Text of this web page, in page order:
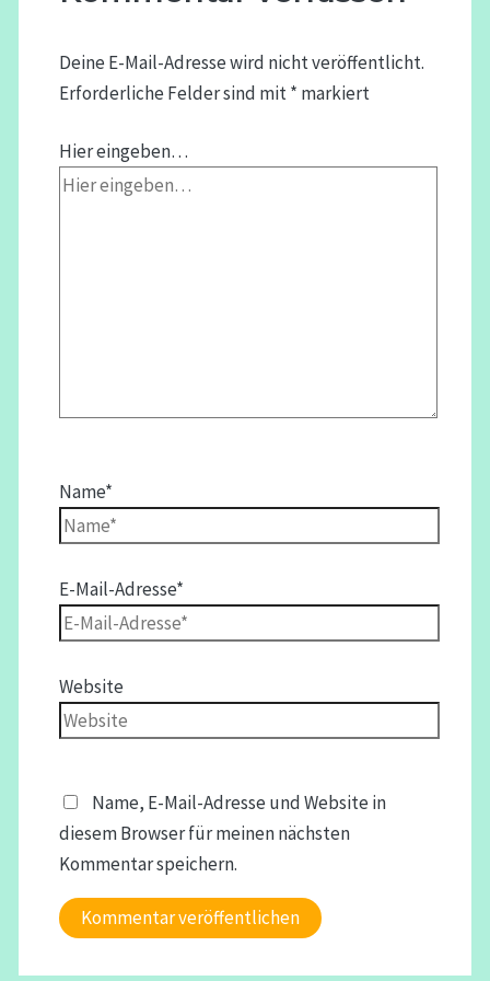
Deine E-Mail-Adresse wird nicht veröffentlicht.
Erforderliche Felder sind mit* markiert
Hier eingeben…
Name*
E-Mail-Adresse*
Website
Name, E-Mail-Adresse und Website in
diesem Browser für meinen nächsten
Kommentar speichern.